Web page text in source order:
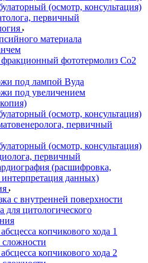
(осмотр, консультация)
первичный
материала
фототермолиз Со2
под лампой Вуда
под увеличением
(осмотр, консультация)
первичный
(осмотр, консультация)
первичный
(расшифровка,
данных)
с внутренней поверхности
для цитологического
копчикового хода 1
сложности
копчикового хода 2